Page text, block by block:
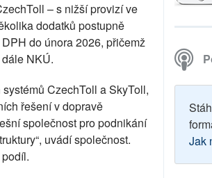
– s nižší provizí ve
dodatků postupně
do února 2026, přičemž
NKÚ.
CzechToll a SkyToll,
řešení v dopravě
společnost pro podnikání
uvádí společnost.
Jak